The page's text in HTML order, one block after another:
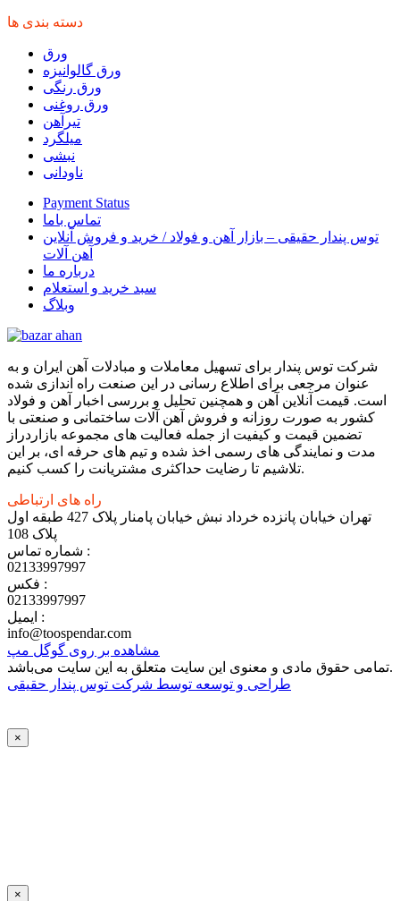
دسته بندی ها
ورق
ورق گالوانیزه
ورق رنگی
ورق روغنی
تیرآهن
میلگرد
نبشی
ناودانی
Payment Status
تماس باما
توس پندار حقیقی – بازار آهن و فولاد / خرید و فروش آنلاین
آهن آلات
درباره ما
سبد خرید و استعلام
وبلاگ
شرکت توس پندار برای تسهیل معاملات و مبادلات آهن ایران و به
عنوان مرجعی برای اطلاع رسانی در این صنعت راه اندازی شده
است. قیمت آنلاین آهن و همچنین تحلیل و بررسی اخبار آهن و فولاد
کشور به صورت روزانه و فروش آهن آلات ساختمانی و صنعتی با
تضمین قیمت و کیفیت از جمله فعالیت های مجموعه بازاردراز
مدت و نمایندگی های رسمی اخذ شده و تیم های حرفه ای، بر این
تلاشیم تا رضایت حداکثری مشتریانت را کسب کنیم.
راه های ارتباطی
تهران خیابان پانزده خرداد نبش خیابان پامنار پلاک 427 طبقه اول
پلاک 108
شماره تماس :
02133997997
فکس :
02133997997
ایمیل :
info@toospendar.com
مشاهده بر روی گوگل مپ
تمامی حقوق مادی و معنوی این سایت متعلق به این سایت می‌باشد.
طراحی و توسعه توسط‌ شرکت توس پندار حقیقی
×
×